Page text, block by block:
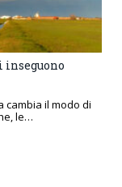
cambia il modo di
le…